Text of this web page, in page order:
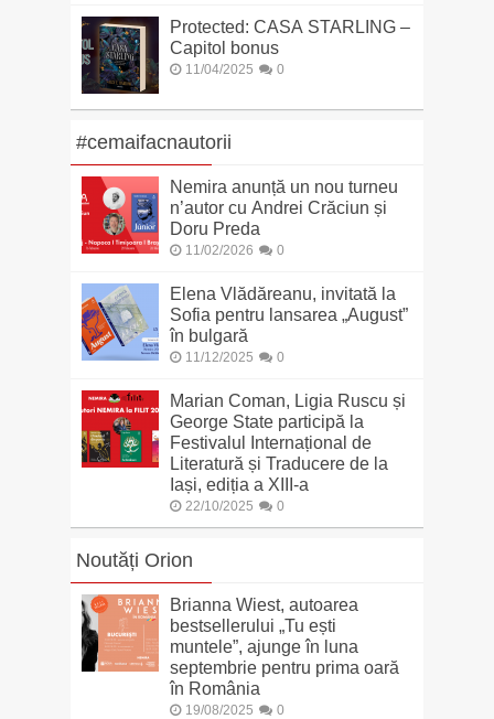
Protected: CASA STARLING –
Capitol bonus
11/04/2025 0
#cemaifacnautorii
Nemira anunță un nou turneu
n’autor cu Andrei Crăciun și
Doru Preda
11/02/2026 0
Elena Vlădăreanu, invitată la
Sofia pentru lansarea „August”
în bulgară
11/12/2025 0
Marian Coman, Ligia Ruscu și
George State participă la
Festivalul Internațional de
Literatură și Traducere de la
Iași, ediția a XIII-a
22/10/2025 0
Noutăți Orion
Brianna Wiest, autoarea
bestsellerului „Tu ești
muntele”, ajunge în luna
septembrie pentru prima oară
în România
19/08/2025 0